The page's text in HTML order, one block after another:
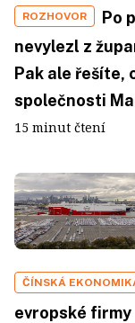
ROZHOVOR
Po
nevylezl z
Pak ale řešíte,
společnosti
15 minut čtení
ČÍNSKÁ
evropské firmy